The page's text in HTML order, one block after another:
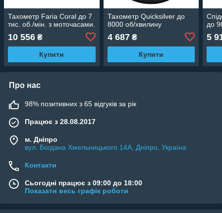
Тахометр Faria Coral до 7
тис. об./мін. з моточасами.
10 556 ₴
Купити
Тахометр Quicksilver до
8000 об/хвилину
4 687₴
Купити
до
5
Про нас
98% позитивних з 65 відгуків за рік
Працює з 28.08.2017
м. Дніпро
вул. Богдана Хмельницького 14А, Дніпро, Україна
Контакти
Сьогодні працює з 09:00 до 18:00
Показати весь графік роботи